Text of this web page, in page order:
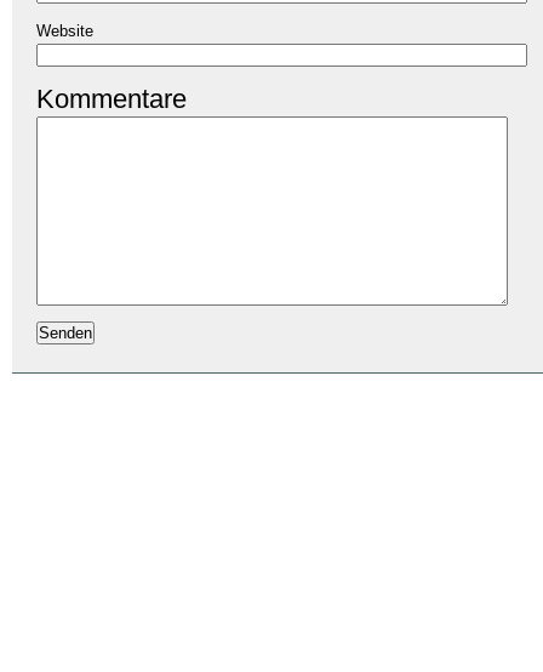
Website
Kommentare